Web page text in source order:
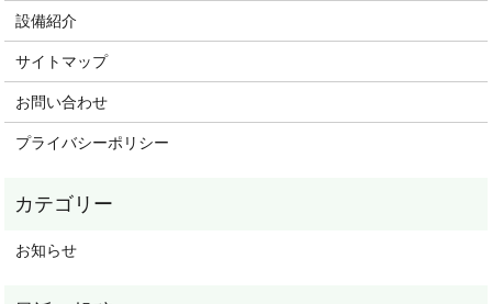
設備紹介
サイトマップ
お問い合わせ
プライバシーポリシー
お知らせ